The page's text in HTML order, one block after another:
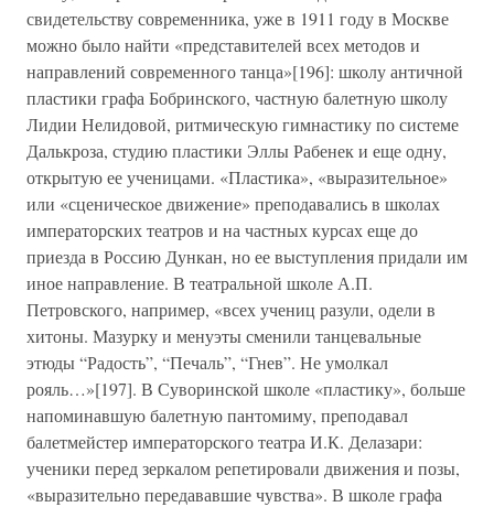
свидетельству современника, уже в 1911 году в Москве
можно было найти «представителей всех методов и
направлений современного танца»[196]: школу античной
пластики графа Бобринского, частную балетную школу
Лидии Нелидовой, ритмическую гимнастику по системе
Далькроза, студию пластики Эллы Рабенек и еще одну,
открытую ее ученицами. «Пластика», «выразительное»
или «сценическое движение» преподавались в школах
императорских театров и на частных курсах еще до
приезда в Россию Дункан, но ее выступления придали им
иное направление. В театральной школе А.П.
Петровского, например, «всех учениц разули, одели в
хитоны. Мазурку и менуэты сменили танцевальные
этюды “Радость”, “Печаль”, “Гнев”. Не умолкал
рояль…»[197]. В Суворинской школе «пластику», больше
напоминавшую балетную пантомиму, преподавал
балетмейстер императорского театра И.К. Делазари:
ученики перед зеркалом репетировали движения и позы,
«выразительно передававшие чувства». В школе графа